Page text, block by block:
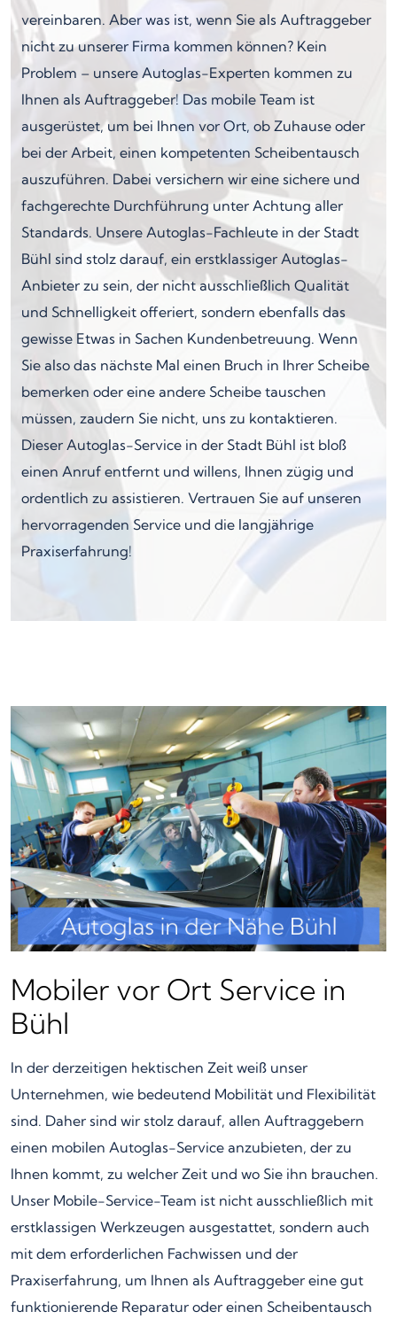
vereinbaren. Aber was ist, wenn Sie als Auftraggeber
nicht zu unserer Firma kommen können? Kein
Problem – unsere Autoglas-Experten kommen zu
Ihnen als Auftraggeber! Das mobile Team ist
ausgerüstet, um bei Ihnen vor Ort, ob Zuhause oder
bei der Arbeit, einen kompetenten Scheibentausch
auszuführen. Dabei versichern wir eine sichere und
fachgerechte Durchführung unter Achtung aller
Standards. Unsere Autoglas-Fachleute in der Stadt
Bühl sind stolz darauf, ein erstklassiger Autoglas-
Anbieter zu sein, der nicht ausschließlich Qualität
und Schnelligkeit offeriert, sondern ebenfalls das
gewisse Etwas in Sachen Kundenbetreuung. Wenn
Sie also das nächste Mal einen Bruch in Ihrer Scheibe
bemerken oder eine andere Scheibe tauschen
müssen, zaudern Sie nicht, uns zu kontaktieren.
Dieser Autoglas-Service in der Stadt Bühl ist bloß
einen Anruf entfernt und willens, Ihnen zügig und
ordentlich zu assistieren. Vertrauen Sie auf unseren
hervorragenden Service und die langjährige
Praxiserfahrung!
Mobiler vor Ort Service in
Bühl
In der derzeitigen hektischen Zeit weiß unser
Unternehmen, wie bedeutend Mobilität und Flexibilität
sind. Daher sind wir stolz darauf, allen Auftraggebern
einen mobilen Autoglas-Service anzubieten, der zu
Ihnen kommt, zu welcher Zeit und wo Sie ihn brauchen.
Unser Mobile-Service-Team ist nicht ausschließlich mit
erstklassigen Werkzeugen ausgestattet, sondern auch
mit dem erforderlichen Fachwissen und der
Praxiserfahrung, um Ihnen als Auftraggeber eine gut
funktionierende Reparatur oder einen Scheibentausch